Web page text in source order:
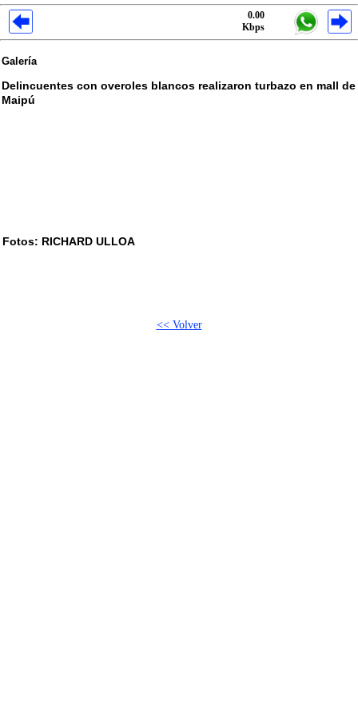
0.00
Kbps
Galería
Delincuentes con overoles blancos realizaron turbazo en mall de
Maipú
Fotos: RICHARD ULLOA
<< Volver